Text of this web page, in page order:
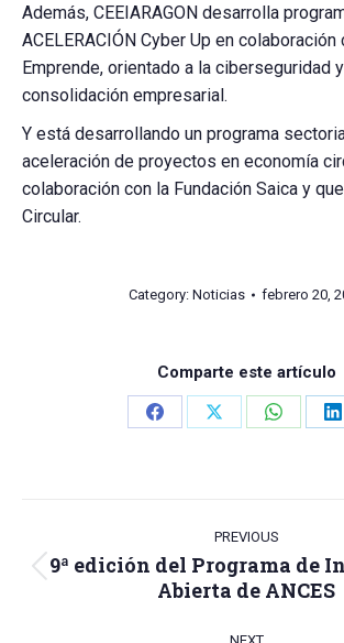
Además, CEEIARAGON desarrolla
ACELERACIÓN Cyber Up en colaboración
Emprende, orientado a la ciberseguridad
consolidación empresarial.
Y está desarrollando un programa
aceleración de proyectos en economía
colaboración con la Fundación Saica y
Circular.
Category: Noticias febrero 20,
Comparte este artículo
Share
Share
Share
navigation
PREVIOUS
Previous
post:
9ª edición del Programa de
Abierta de ANCES